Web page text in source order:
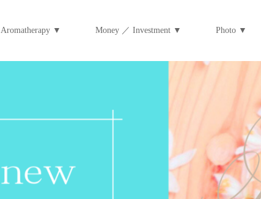
Aromatherapy ▼ Money ／ Investment ▼ Photo ▼